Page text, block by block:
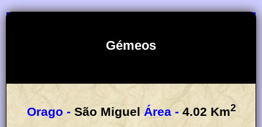
Gémeos
Orago - São Miguel Área - 4.02 Km2